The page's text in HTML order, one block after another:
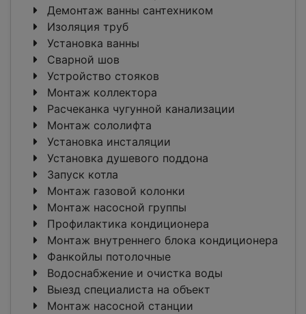
Демонтаж ванны сантехником
Изоляция труб
Установка ванны
Сварной шов
Устройство стояков
Монтаж коллектора
Расчеканка чугунной канализации
Монтаж сололифта
Установка инсталяции
Установка душевого поддона
Запуск котла
Монтаж газовой колонки
Монтаж насосной группы
Профилактика кондиционера
Монтаж внутреннего блока кондиционера
Фанкойлы потолочные
Водоснабжение и очистка воды
Выезд специалиста на объект
Монтаж насосной станции